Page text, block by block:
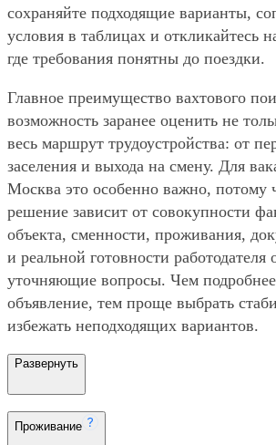
сохраняйте подходящие варианты,
условия в таблицах и откликайтесь
где требования понятны до поездки.
Главное преимущество вахтового
возможность заранее оценить не
весь маршрут трудоустройства: от
заселения и выхода на смену. Для
Москва это особенно важно, потому
решение зависит от совокупности
объекта, сменности, проживания,
и реальной готовности работодателя
уточняющие вопросы. Чем
объявление, тем проще выбрать
избежать неподходящих вариантов.
Развернуть
Проживание